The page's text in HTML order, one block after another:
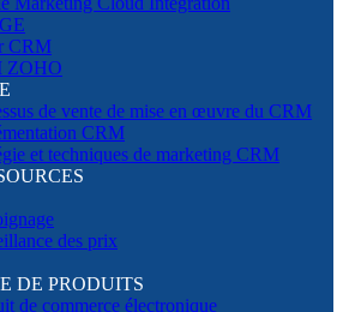
CRM
ZOHO
de vente de mise en œuvre du CRM
CRM
et techniques de marketing CRM
des prix
DE PRODUITS
de commerce électronique